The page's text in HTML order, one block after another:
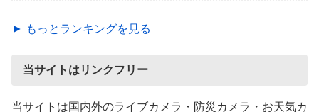
► もっとランキングを見る
当サイトはリンクフリー
当サイトは国内外のライブカメラ・防災カメラ・お天気カ